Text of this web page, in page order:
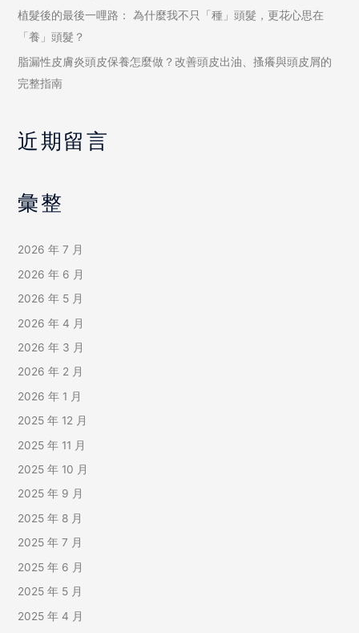
植髮後的最後一哩路： 為什麼我不只「種」頭髮，更花心思在
「養」頭髮？
脂漏性皮膚炎頭皮保養怎麼做？改善頭皮出油、搔癢與頭皮屑的
完整指南
近期留言
彙整
2026 年 7 月
2026 年 6 月
2026 年 5 月
2026 年 4 月
2026 年 3 月
2026 年 2 月
2026 年 1 月
2025 年 12 月
2025 年 11 月
2025 年 10 月
2025 年 9 月
2025 年 8 月
2025 年 7 月
2025 年 6 月
2025 年 5 月
2025 年 4 月